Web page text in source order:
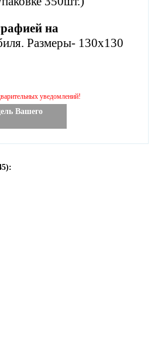
на
Размеры- 130х130
уведомлений!
Вашего